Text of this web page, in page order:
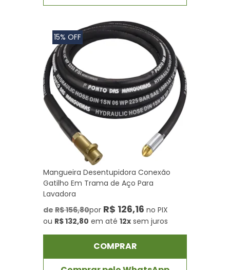
15% OFF
Mangueira Desentupidora Conexão
Gatilho Em Trama de Aço Para
Lavadora
de R$ 156,80por R$ 126,16 no PIX
ou R$ 132,80 em até 12x sem juros
COMPRAR